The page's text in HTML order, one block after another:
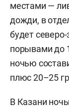
местами —
дожди, в
будет
порывами до
ночью
плюс 20–25
В Казани